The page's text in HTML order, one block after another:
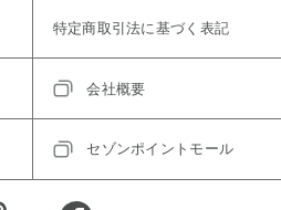
特定商取引法に基づく表記
会社概要
セゾンポイントモール